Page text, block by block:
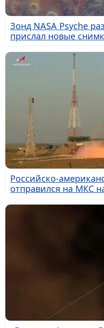
Зонд NASA Psyche
прислал новые
Российско-
отправился на МКС